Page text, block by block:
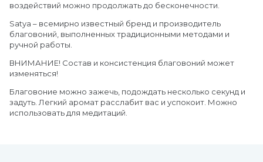
воздействий можно продолжать до бесконечности.
Satya – всемирно известный бренд и производитель
благовоний, выполненных традиционными методами и
ручной работы.
ВНИМАНИЕ! Состав и консистенция благовоний может
изменяться!
Благовоние можно зажечь, подождать несколько секунд и
задуть. Легкий аромат расслабит вас и успокоит. Можно
использовать для медитаций.